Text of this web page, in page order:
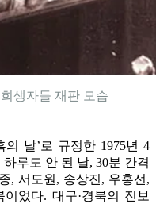
생자들 재판 모습
의 날’로 규정한 1975년 4
루도 안 된 날, 30분 간격
, 서도원, 송상진, 우홍선,
었다. 대구·경북의 진보